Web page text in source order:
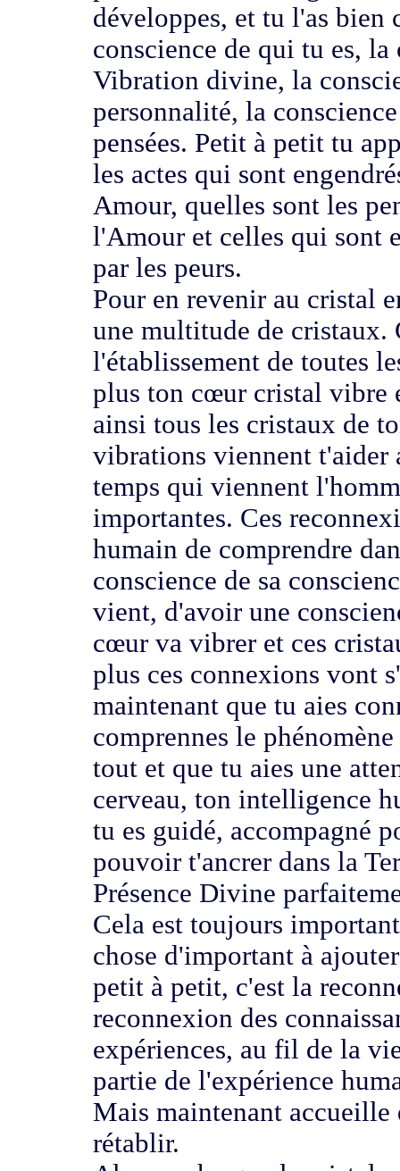
développes, et tu l'as bien
conscience de qui tu es,
Vibration divine, la
personnalité,la
pensées. Petit à petit tu
les actes qui sont
Amour, quelles sont les
l'Amour et celles qui sont
par les peurs.
Pour en revenir au cristal
une multitude de cristaux.
l'établissement de toutes
plus ton cœur cristal vibre
ainsi tous les cristaux de
vibrations viennent
temps qui viennent
importantes. Ces
humain de comprendre
conscience de sa
vient, d'avoir une
cœur va vibrer et ces
plus ces connexions vont
maintenant que tu aies
comprennes le
tout et que tu aies une
cerveau,ton intelligence
tu es guidé, accompagné
pouvoir t'ancrer dans la
Présence Divine
Cela est toujours
chose d'important à
petit à petit, c'estla
reconnexion des
expériences, au fil de la
partie de l'expérience
Mais maintenant
rétablir.